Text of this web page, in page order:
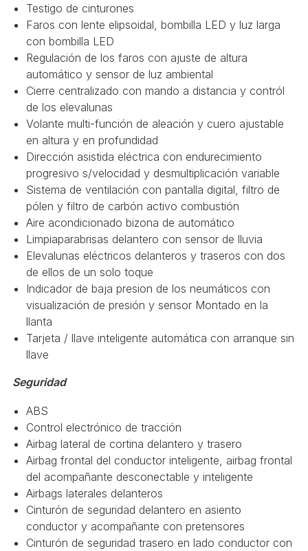
Testigo de cinturones
Faros con lente elipsoidal, bombilla LED y luz larga
con bombilla LED
Regulación de los faros con ajuste de altura
automático y sensor de luz ambiental
Cierre centralizado con mando a distancia y contról
de los elevalunas
Volante multi-función de aleación y cuero ajustable
en altura y en profundidad
Dirección asistida eléctrica con endurecimiento
progresivo s/velocidad y desmultiplicación variable
Sistema de ventilación con pantalla digital, filtro de
pólen y filtro de carbón activo combustión
Aire acondicionado bizona de automático
Limpiaparabrisas delantero con sensor de lluvia
Elevalunas eléctricos delanteros y traseros con dos
de ellos de un solo toque
Indicador de baja presion de los neumáticos con
visualización de presión y sensor Montado en la
llanta
Tarjeta / llave inteligente automática con arranque sin
llave
Seguridad
ABS
Control electrónico de tracción
Airbag lateral de cortina delantero y trasero
Airbag frontal del conductor inteligente, airbag frontal
del acompañante desconectable y inteligente
Airbags laterales delanteros
Cinturón de seguridad delantero en asiento
conductor y acompañante con pretensores
Cinturón de seguridad trasero en lado conductor con